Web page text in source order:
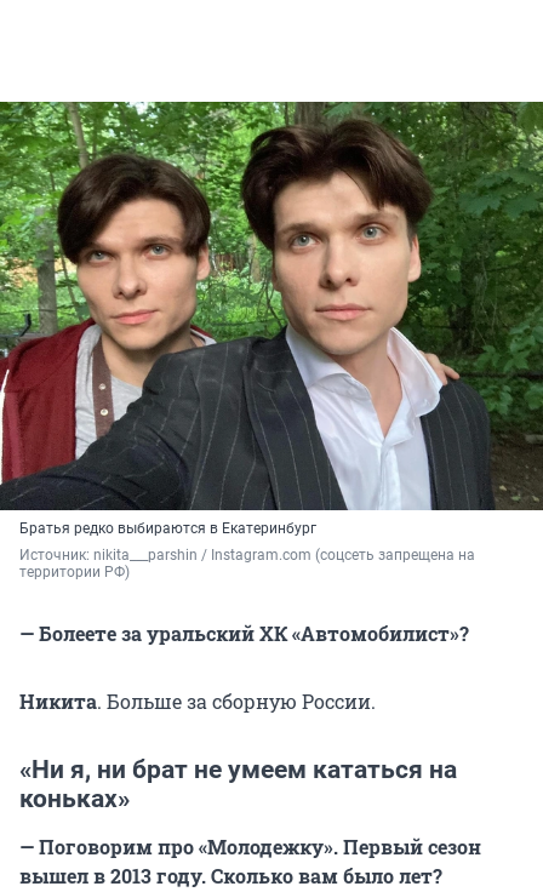
Братья редко выбираются в Екатеринбург
Источник: nikita___parshin / Instagram.com (соцсеть запрещена на
территории РФ)
— Болеете за уральский ХК «Автомобилист»?
Никита. Больше за сборную России.
«Ни я, ни брат не умеем кататься на
коньках»
— Поговорим про «Молодежку». Первый сезон
вышел в 2013 году. Сколько вам было лет?